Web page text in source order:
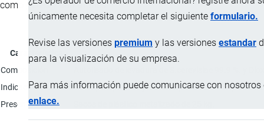
únicamente necesita completar el siguiente formulario.
Revise las versiones premium y las versiones estandar
para la visualización de su empresa.
Para más información puede comunicarse con nosotros
enlace.
como peces y camarones.
Característica
Composición
Indicaciones de usoSe emplea para mejorar la capacidad de respuesta
Presentación